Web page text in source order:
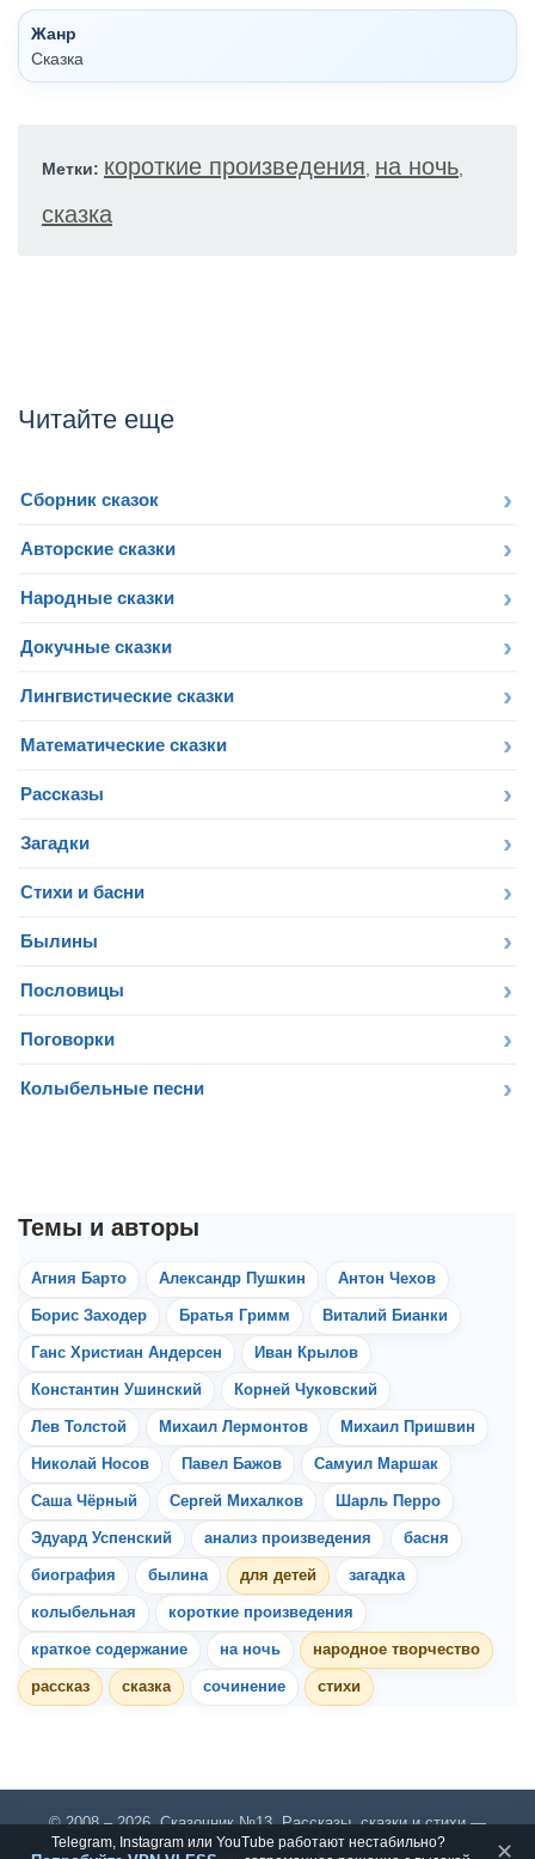
Жанр
Сказка
Метки: короткие произведения на ночь
сказка
Читайте еще
Сборник сказок
Авторские сказки
Народные сказки
Докучные сказки
Лингвистические сказки
Математические сказки
Рассказы
Загадки
Стихи и басни
Былины
Пословицы
Поговорки
Колыбельные песни
Агния Барто Александр Пушкин Антон Чехов
Борис Заходер Братья Гримм Виталий Бианки
Ганс Христиан Андерсен Иван Крылов
Константин Ушинский Корней Чуковский
Лев Толстой Михаил Лермонтов Михаил Пришвин
Николай Носов Павел Бажов Самуил Маршак
Саша Чёрный Сергей Михалков Шарль Перро
Эдуард Успенский анализ произведения басня
биография былина для детей загадка
колыбельная короткие произведения
краткое содержание на ночь народное творчество
рассказ сказка сочинение стихи
© 2008 – 2026, Сказочник №13. Рассказы, сказки и стихи —
Telegram, Instagram или YouTube работают нестабильно? ✕